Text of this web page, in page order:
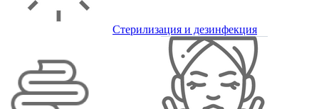
Стерилизация и дезинфекция